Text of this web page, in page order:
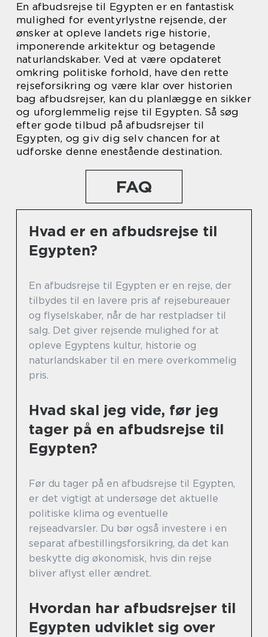
En afbudsrejse til Egypten er en fantastisk
mulighed for eventyrlystne rejsende, der
ønsker at opleve landets rige historie,
imponerende arkitektur og betagende
naturlandskaber. Ved at være opdateret
omkring politiske forhold, have den rette
rejseforsikring og være klar over historien
bag afbudsrejser, kan du planlægge en sikker
og uforglemmelig rejse til Egypten. Så søg
efter gode tilbud på afbudsrejser til
Egypten, og giv dig selv chancen for at
udforske denne enestående destination.
FAQ
Hvad er en afbudsrejse til
Egypten?
En afbudsrejse til Egypten er en rejse, der
tilbydes til en lavere pris af rejsebureauer
og flyselskaber, når de har restpladser til
salg. Det giver rejsende mulighed for at
opleve Egyptens kultur, historie og
naturlandskaber til en mere overkommelig
pris.
Hvad skal jeg vide, før jeg
tager på en afbudsrejse til
Egypten?
Før du tager på en afbudsrejse til Egypten,
er det vigtigt at undersøge det aktuelle
politiske klima og eventuelle
rejseadvarsler. Du bør også investere i en
separat afbestillingsforsikring, da det kan
beskytte dig økonomisk, hvis din rejse
bliver aflyst eller ændret.
Hvordan har afbudsrejser til
Egypten udviklet sig over